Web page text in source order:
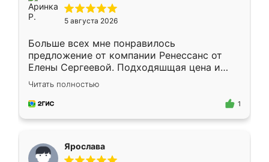
5 августа 2026
Больше всех мне понравилось
предложение от компании Ренессанс от
Елены Сергеевой. Подходяшщая цена и
короткие сроки изготовления. Приехавший
для замера сотрудник Владислав
предложил по моему эскизу самый
Читать полностью
1
Ярослава